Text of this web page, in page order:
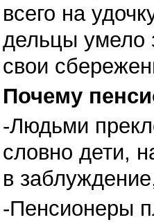
всего на
дельцы умело
свои
Почему
-Людьми
словно дети,
в
-Пенсионеры